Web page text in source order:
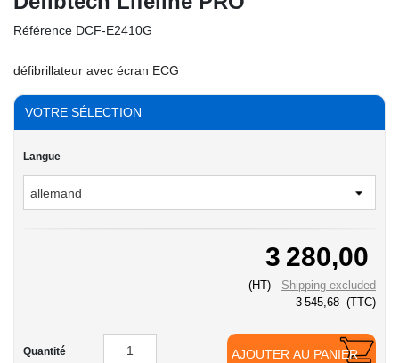
Référence DCF-E2410G
défibrillateur avec écran ECG
VOTRE SÉLECTION
Langue
3 280,00
(HT)
Shipping excluded
3 545,68 (TTC)
Quantité AJOUTER AU PANIER